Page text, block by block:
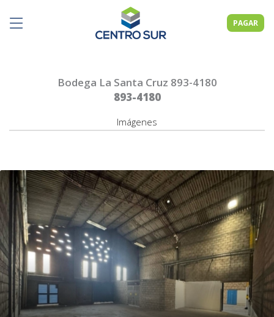
PAGAR
Bodega La Santa Cruz 893-4180
893-4180
Imágenes